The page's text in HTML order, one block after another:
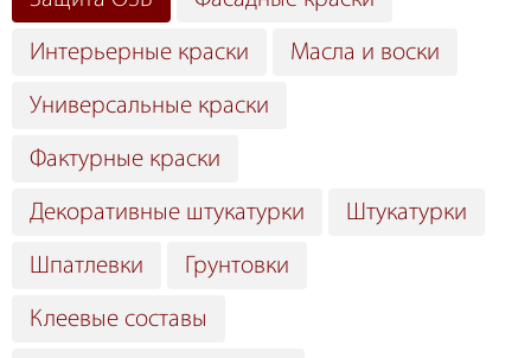
Интерьерные краски Масла и воски
Универсальные краски
Фактурные краски
Декоративные штукатурки Штукатурки
Шпатлевки Грунтовки
Клеевые составы